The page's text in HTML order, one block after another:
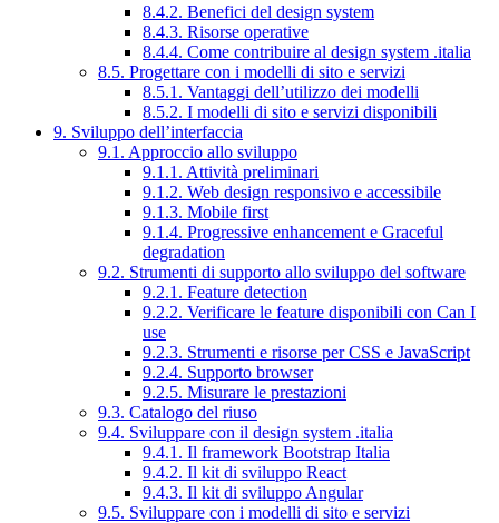
8.4.2. Benefici del design system
8.4.3. Risorse operative
8.4.4. Come contribuire al design system .italia
8.5. Progettare con i modelli di sito e servizi
8.5.1. Vantaggi dell’utilizzo dei modelli
8.5.2. I modelli di sito e servizi disponibili
9. Sviluppo dell’interfaccia
9.1. Approccio allo sviluppo
9.1.1. Attività preliminari
9.1.2. Web design responsivo e accessibile
9.1.3. Mobile first
9.1.4. Progressive enhancement e Graceful
degradation
9.2. Strumenti di supporto allo sviluppo del software
9.2.1. Feature detection
9.2.2. Verificare le feature disponibili con Can I
use
9.2.3. Strumenti e risorse per CSS e JavaScript
9.2.4. Supporto browser
9.2.5. Misurare le prestazioni
9.3. Catalogo del riuso
9.4. Sviluppare con il design system .italia
9.4.1. Il framework Bootstrap Italia
9.4.2. Il kit di sviluppo React
9.4.3. Il kit di sviluppo Angular
9.5. Sviluppare con i modelli di sito e servizi